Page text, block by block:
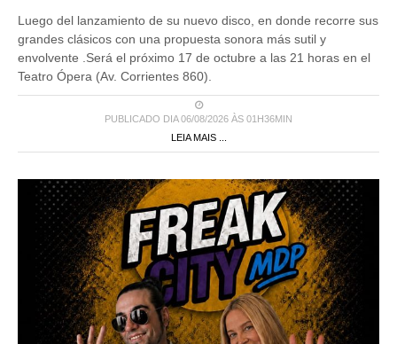
Luego del lanzamiento de su nuevo disco, en donde recorre sus
grandes clásicos con una propuesta sonora más sutil y
envolvente .Será el próximo 17 de octubre a las 21 horas en el
Teatro Ópera (Av. Corrientes 860).
PUBLICADO DIA 06/08/2026 ÀS 01H36MIN
LEIA MAIS ...